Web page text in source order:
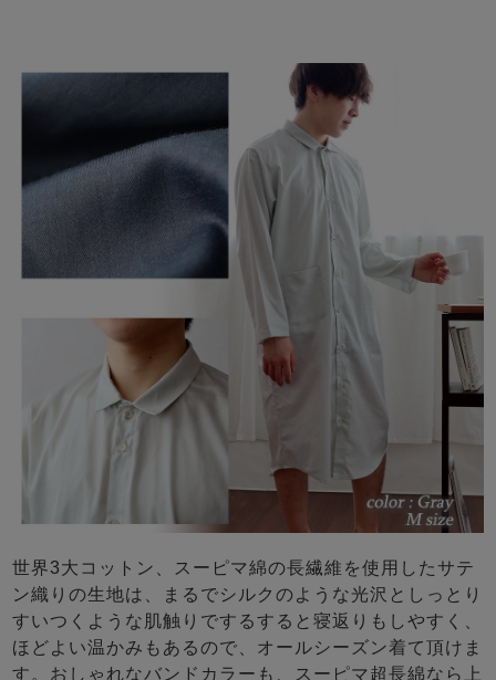
世界3大コットン、スーピマ綿の長繊維を使用したサテ
ン織りの生地は、まるでシルクのような光沢としっとり
すいつくような肌触りでするすると寝返りもしやすく、
ほどよい温かみもあるので、オールシーズン着て頂けま
す。おしゃれなバンドカラーも、スーピマ超長綿なら上